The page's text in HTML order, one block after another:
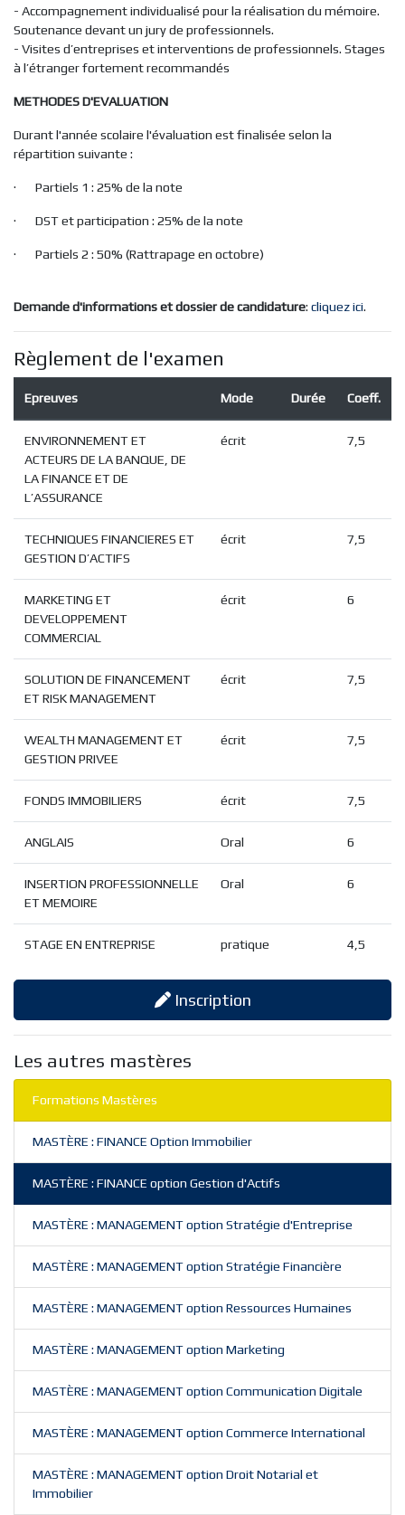
- Accompagnement individualisé pour la réalisation du mémoire.
Soutenance devant un jury de professionnels.
- Visites d’entreprises et interventions de professionnels. Stages
à l’étranger fortement recommandés
METHODES D'EVALUATION
Durant l'année scolaire l'évaluation est finalisée selon la
répartition suivante :
· Partiels 1 : 25% de la note
· DST et participation : 25% de la note
· Partiels 2 : 50% (Rattrapage en octobre)
Demande d'informations et dossier de candidature: cliquez ici.
Règlement de l'examen
Epreuves Mode Durée Coeff.
ENVIRONNEMENT ET
ACTEURS DE LA BANQUE, DE
LA FINANCE ET DE
L’ASSURANCE
écrit 7,5
TECHNIQUES FINANCIERES ET
GESTION D’ACTIFS
écrit 7,5
MARKETING ET
DEVELOPPEMENT
COMMERCIAL
écrit 6
SOLUTION DE FINANCEMENT
ET RISK MANAGEMENT
écrit 7,5
WEALTH MANAGEMENT ET
GESTION PRIVEE
écrit 7,5
FONDS IMMOBILIERS écrit 7,5
ANGLAIS Oral 6
INSERTION PROFESSIONNELLE
ET MEMOIRE
Oral 6
STAGE EN ENTREPRISE pratique 4,5
Inscription
Les autres mastères
Formations Mastères
MASTÈRE : FINANCE Option Immobilier
MASTÈRE : FINANCE option Gestion d'Actifs
MASTÈRE : MANAGEMENT option Stratégie d'Entreprise
MASTÈRE : MANAGEMENT option Stratégie Financière
MASTÈRE : MANAGEMENT option Ressources Humaines
MASTÈRE : MANAGEMENT option Marketing
MASTÈRE : MANAGEMENT option Communication Digitale
MASTÈRE : MANAGEMENT option Commerce International
MASTÈRE : MANAGEMENT option Droit Notarial et
Immobilier